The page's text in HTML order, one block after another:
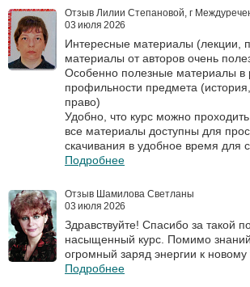
Отзыв Лилии Степановой, г
03 июля 2026
Интересные материалы (лекции,
материалы от авторов очень
Особенно полезные материалы в
профильности предмета
право)
Удобно, что курс можно
все материалы доступны для
скачивания в удобное время для
Подробнее
Отзыв Шамилова Светланы
03 июля 2026
Здравствуйте! Спасибо за такой
насыщенный курс. Помимо
огромный заряд энергии к новому
Подробнее